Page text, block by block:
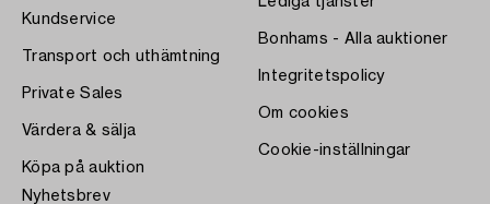
Kundservice
Transport och uthämtning
Private Sales
Värdera & sälja
Köpa på auktion
Bonhams - Alla auktioner
Integritetspolicy
Om cookies
Cookie-inställningar
Nyhetsbrev